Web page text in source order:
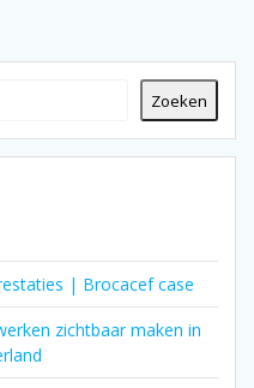
Zoeken
| Brocacef case
zichtbaar maken in